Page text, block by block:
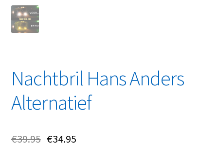
Videos
Nachtbril Hans Anders
Alternatief
€39.95 €34.95